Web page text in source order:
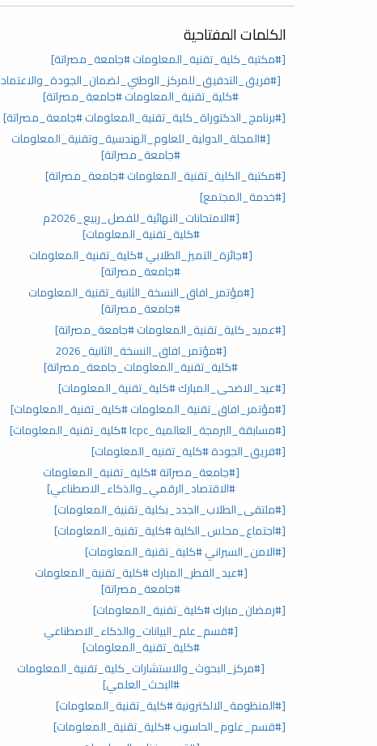
الكلمات المفتاحية
[#مكتبة_كلية_تقنية_المعلومات #جامعة_مصراتة]
[#فريق_التدقيق_للمركز_الوطني_لضمان_الجودة_والاعتماد
#كلية_تقنية_المعلومات #جامعة_مصراتة]
[#برنامج_الدكتوراة_كلية_تقنية_المعلومات #جامعة_مصراتة]
[#المجلة_الدولية_للعلوم_الهندسية_وتقنية_المعلومات
#جامعة_مصراتة]
[#مكتبة_الكلية_تقنية_المعلومات #جامعة_مصراتة]
[#خدمة_المجتمع]
[#الامتحانات_النهائية_للفصل_ربيع_2026م
#كلية_تقنية_المعلومات]
[#جائزة_التميز_الطلابي #كلية_تقنية_المعلومات
#جامعة_مصراتة]
[#مؤتمر_افاق_النسخة_الثانية_تقنية_المعلومات
#جامعة_مصراتة]
[#عميد_كلية_تقنية_المعلومات #جامعة_مصراتة]
[#مؤتمر_افاق_النسخة_الثانية_2026
#كلية_تقنية_المعلومات_جامعة_مصراتة]
[#عيد_الاضحى_المبارك #كلية_تقنية_المعلومات]
[#مؤتمر_افاق_تقنية_المعلومات #كلية_تقنية_المعلومات]
[#مسابقة_البرمجة_العالمية_lcpc #كلية_تقنية_المعلومات]
[#فريق_الجودة #كلية_تقنية_المعلومات]
[#جامعة_مصراتة #كلية_تقنية_المعلومات
#الاقتصاد_الرقمي_والذكاء_الاصطناعي]
[#ملتقى_الطلاب_الجدد_بكلية_تقنية_المعلومات]
[#اجتماع_مجلس_الكلية #كلية_تقنية_المعلومات]
[#الامن_السبراني #كلية_تقنية_المعلومات]
[#عيد_الفطر_المبارك #كلية_تقنية_المعلومات
#جامعة_مصراتة]
[#رمضان_مبارك #كلية_تقنية_المعلومات]
[#قسم_علم_البيانات_والذكاء_الاصطناعي
#كلية_تقنية_المعلومات]
[#مركز_البحوث_والاستشارات_كلية_تقنية_المعلومات
#البحث_العلمي]
[#المنظومة_الالكترونية #كلية_تقنية_المعلومات]
[#قسم_علوم_الحاسوب #كلية_تقنية_المعلومات]